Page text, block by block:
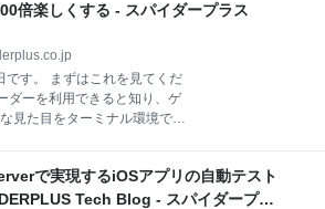
倍楽しくする - スパイダープラス
です。 まずはこれを見てくだ
ダーを利用できると知り、ゲ
見た目をターミナル環境で実
いたのですが、シェーダーを
えました。 また、Neovimの
で実現するiOSアプリの自動テスト
Tech Blog - スパイダープラ